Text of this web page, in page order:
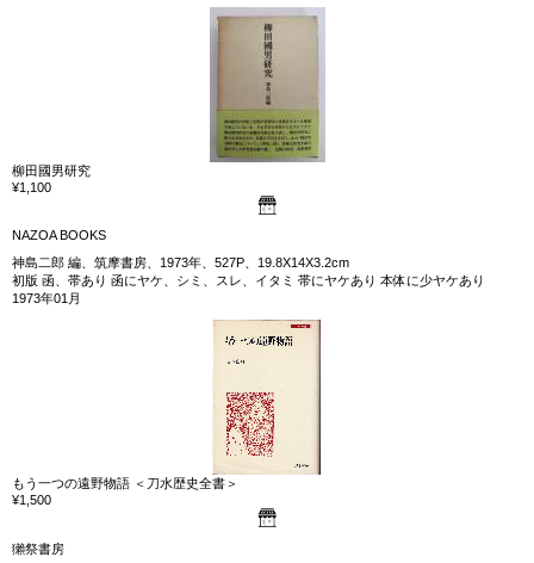
柳田國男研究
¥1,100
NAZOA BOOKS
神島二郎 編、筑摩書房、1973年、527P、19.8X14X3.2cm
初版 函、帯あり 函にヤケ、シミ、スレ、イタミ 帯にヤケあり 本体に少ヤケあり
1973年01月
もう一つの遠野物語 ＜刀水歴史全書＞
¥1,500
獺祭書房